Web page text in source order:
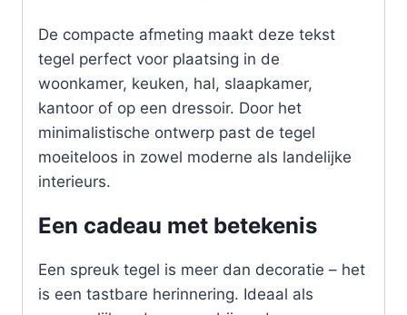
De compacte afmeting maakt deze tekst
tegel perfect voor plaatsing in de
woonkamer, keuken, hal, slaapkamer,
kantoor of op een dressoir. Door het
minimalistische ontwerp past de tegel
moeiteloos in zowel moderne als landelijke
interieurs.
Een cadeau met betekenis
Een spreuk tegel is meer dan decoratie – het
is een tastbare herinnering. Ideaal als